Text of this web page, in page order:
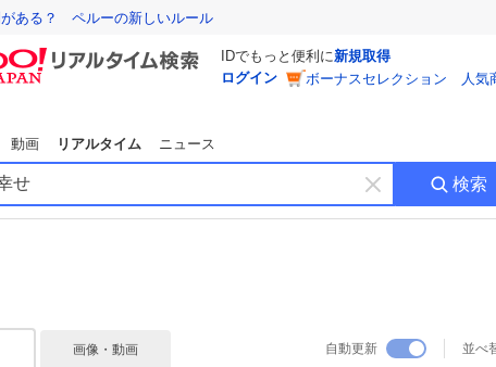
ある？ ペルーの新しいルール
IDでもっと便利に新規取得
ログイン
ボーナスセレクション 人気
動画 リアルタイム ニュース
キ
ー
す
検索
画像・動画 自動更新 並べ